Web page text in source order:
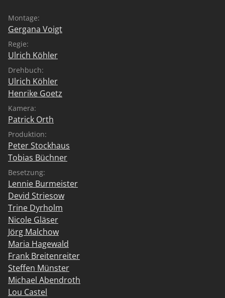
Montage:
Gergana Voigt
Regie:
Ulrich Köhler
Drehbuch:
Ulrich Köhler
Henrike Goetz
Kamera:
Patrick Orth
Produktion:
Peter Stockhaus
Tobias Büchner
Besetzung:
Lennie Burmeister
Devid Striesow
Trine Dyrholm
Nicole Gläser
Jörg Malchow
Maria Hagewald
Frank Breitenreiter
Steffen Münster
Michael Abendroth
Lou Castel